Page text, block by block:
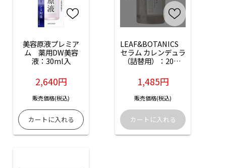
美容原液プレミア
ム　薬用DW美容
液：30ml入
2,640円
販売価格(税込)
LEAF&BOTANICS
セラム カレンデュラ
（詰替用）：20ml
1,485円
販売価格(税込)